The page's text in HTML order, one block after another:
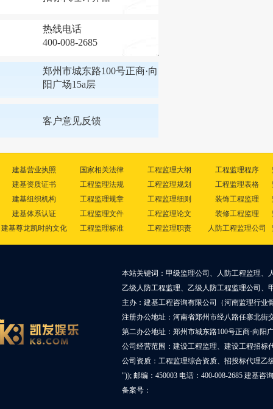
热线电话
400-008-2685
郑州市城东路100号正商·向
阳广场15a层
客户意见反馈
建基营业执照
建基资质证书
建基组织机构
建基体系认证
建基尊龙凯时的文化
国家相关法律
工程监理法规
工程监理规章
工程监理文件
工程监理标准
工程监理大纲
工程监理规划
工程监理细则
工程监理论文
工程监理职责
工程监理程序
工程监理表格
装饰工程监理
装修工程监理
人防工程监理公司
本站关键词：甲级监理公司、人防工程监理、
乙级人防工程监理、乙级人防工程监理公司、
主办：建基工程咨询有限公司（河南监理行业
注册办公地址：河南省郑州市经八路任寨北街
第二办公地址：郑州市城东路100号正商·向阳
公司经营范围：建设工程监理、建设工程招标
公司资质：工程监理综合资质、招投标代理乙
")); 邮编：450003 电话：400-008-2685 建基咨
备案号：